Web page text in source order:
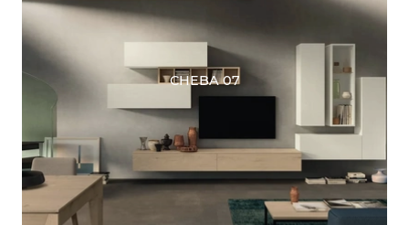
CHEBA 07